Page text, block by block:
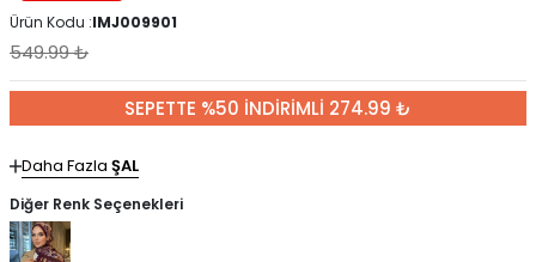
Ürün Kodu :IMJ009901
549.99₺
SEPETTE %50 İNDİRİMLİ 274.99 ₺
Daha Fazla ŞAL
Diğer Renk Seçenekleri